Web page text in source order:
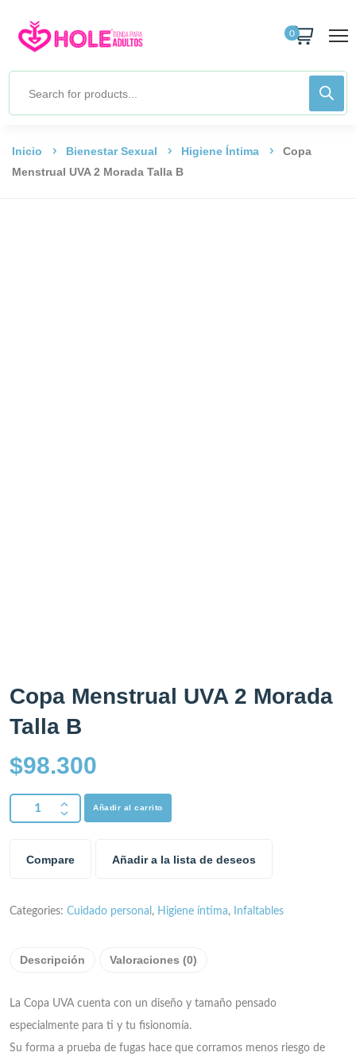
0
Inicio Bienestar Sexual Higiene Íntima
Copa
Menstrual UVA 2 Morada Talla B
Copa Menstrual UVA 2 Morada
Talla B
$98.300
Añadir al carrito
Compare Añadir a la lista de deseos
Categories: Cuidado personal , Higiene íntima, Infaltables
Descripción Valoraciones (0)
La Copa UVA cuenta con un diseño y tamaño pensado
especialmente para ti y tu fisionomía.
Su forma a prueba de fugas hace que corramos menos riesgo de